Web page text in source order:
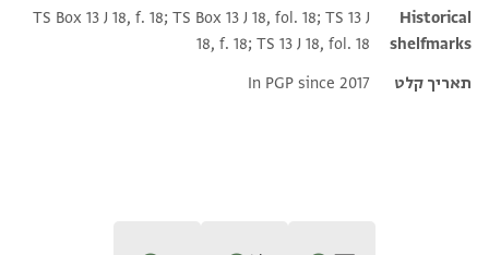
Historical
shelfmarks
TS Box 13 J 18, f. 18; TS Box 13 J 18, fol. 18; TS 13 J
18, f. 18; TS 13 J 18, fol. 18
תאריך קלט
In PGP since 2017